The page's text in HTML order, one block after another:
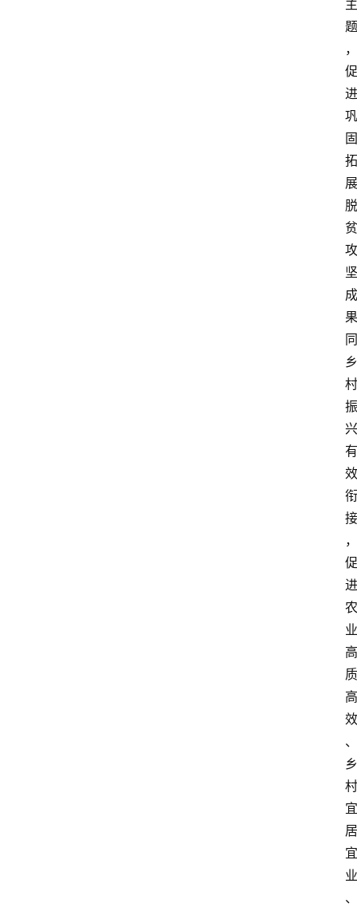
主
题
，
促
进
巩
固
拓
展
脱
贫
攻
坚
成
果
同
乡
村
振
兴
有
效
衔
接
，
促
进
农
业
高
质
高
效
、
乡
村
宜
居
宜
业
、